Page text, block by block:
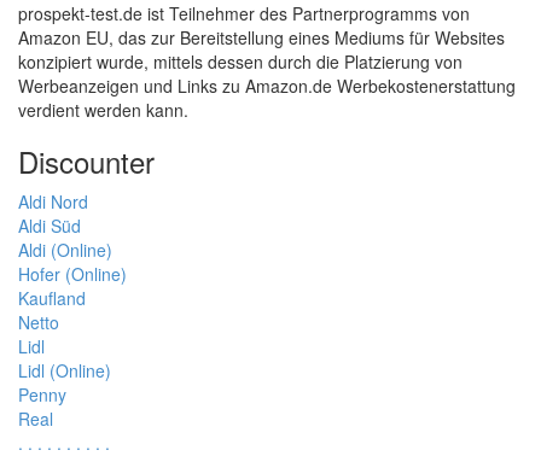
prospekt-test.de ist Teilnehmer des Partnerprogramms von
Amazon EU, das zur Bereitstellung eines Mediums für Websites
konzipiert wurde, mittels dessen durch die Platzierung von
Werbeanzeigen und Links zu Amazon.de Werbekostenerstattung
verdient werden kann.
Discounter
Aldi Nord
Aldi Süd
Aldi (Online)
Hofer (Online)
Kaufland
Netto
Lidl
Lidl (Online)
Penny
Real
. . . . . . . . . .